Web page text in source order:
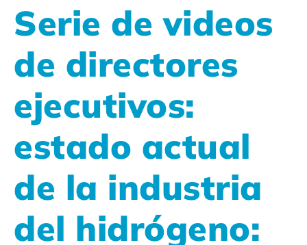
Serie de videos
de directores
ejecutivos:
estado actual
de la industria
del hidrógeno: